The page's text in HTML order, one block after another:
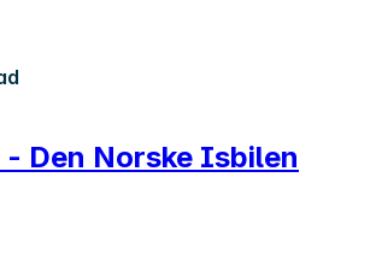
Den Norske Isbilen